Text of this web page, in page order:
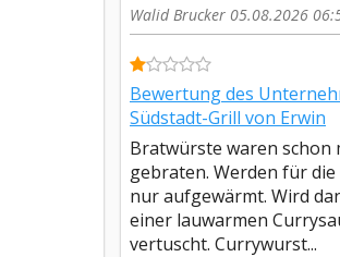
Walid Brucker 05.08.2026
Bewertung des
Südstadt-Grill von Erwin
Bratwürste waren schon
gebraten. Werden für
nur aufgewärmt. Wird
einer lauwarmen
vertuscht. Currywurst...